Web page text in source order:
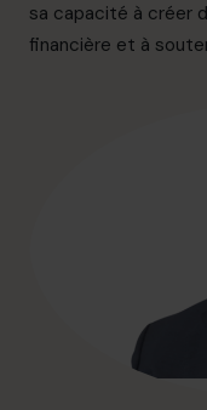
sa capacité à créer
financière et à